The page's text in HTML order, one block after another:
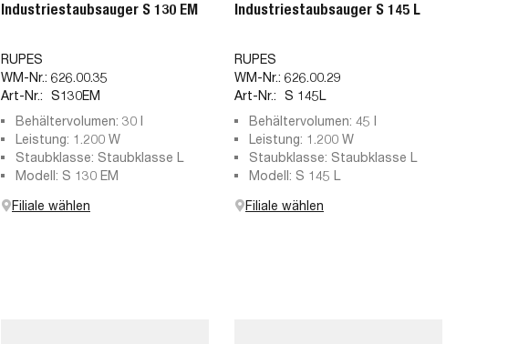
Industriestaubsauger S 130 EM
RUPES
WM-Nr.: 626.00.35
Art-Nr.: S130EM
Behältervolumen: 30 l
Leistung: 1.200 W
Staubklasse: Staubklasse L
Modell: S 130 EM
Filiale wählen
Industriestaubsauger S 145 L
RUPES
WM-Nr.: 626.00.29
Art-Nr.: S 145L
Behältervolumen: 45 l
Leistung: 1.200 W
Staubklasse: Staubklasse L
Modell: S 145 L
Filiale wählen